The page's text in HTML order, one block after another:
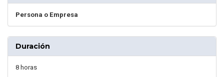
Persona o Empresa
Duración
8 horas